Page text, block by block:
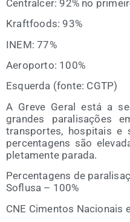
Cen­tral­cer: 92% no
Kraft­foods: 93%
INEM: 77%
Aero­por­to: 100%
Esquer­da (fon­te: CGTP)
A Gre­ve Geral está a
gran­des para­li­sações
trans­por­tes, hos­pi­tais e
per­cen­ta­gens são
ple­ta­men­te parada.
Per­cen­ta­gens de
Soflu­sa – 100%
CNE Cimen­tos Nacio­nais